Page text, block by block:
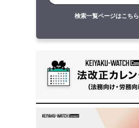
検索一覧ページはこちら